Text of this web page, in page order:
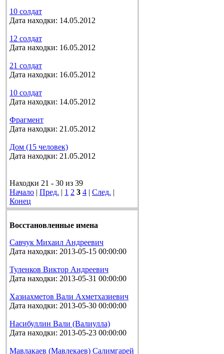
10 солдат
Дата находки: 14.05.2012
12 солдат
Дата находки: 16.05.2012
21 солдат
Дата находки: 16.05.2012
10 солдат
Дата находки: 14.05.2012
Фрагмент
Дата находки: 21.05.2012
Дом (15 человек)
Дата находки: 21.05.2012
Находки 21 - 30 из 39
Начало | Пред. | 1 2 3 4 | След. |
Конец
Восстановленные имена
Савчук Михаил Андреевич
Дата находки: 2013-05-15 00:00:00
Туленков Виктор Андреевич
Дата находки: 2013-05-31 00:00:00
Хазиахметов Вали Ахметхазиевич
Дата находки: 2013-05-30 00:00:00
Насибуллин Вали (Валиулла)
Дата находки: 2013-05-23 00:00:00
Мавлакаев (Мавлекаев) Салимгарей